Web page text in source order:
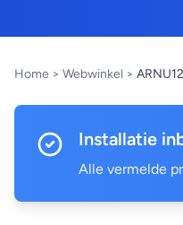
Home > Webwinkel >
Installatie
Alle vermelde